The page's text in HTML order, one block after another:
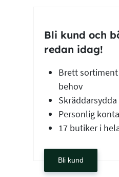
Bli kund och
redan idag!
Brett
behov
Personlig
17 butiker i
Bli kund